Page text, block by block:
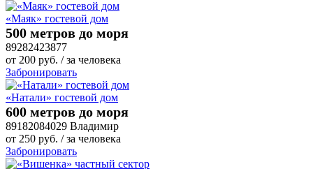
«Маяк» гостевой дом
500 метров до моря
89282423877
от 200 руб. / за человека
Забронировать
«Натали» гостевой дом
600 метров до моря
89182084029 Владимир
от 250 руб. / за человека
Забронировать